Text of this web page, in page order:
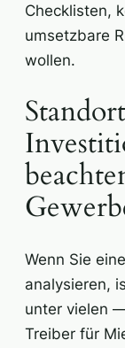
Checklisten,
umsetzbare
wollen.
Wenn Sie
analysieren,
unter vielen
Treiber für